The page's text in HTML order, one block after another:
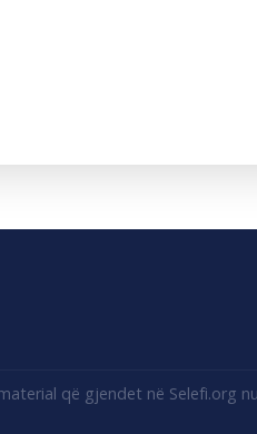
që gjendet në Selefi.org